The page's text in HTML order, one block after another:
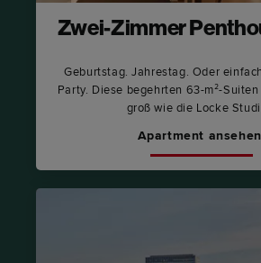
Zwei-Zimmer
Geburtstag. Jahrestag. Oder
Party. Diese begehrten 63-m²-
groß wie die Locke
Apartment